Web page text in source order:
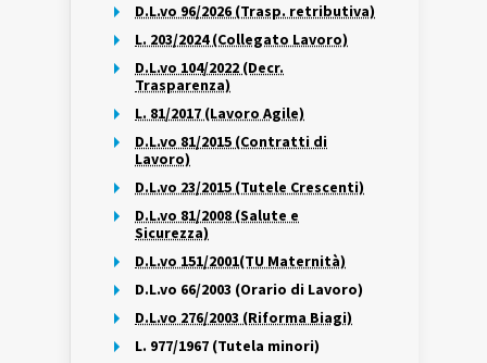
D.L.vo 96/2026 (Trasp. retributiva)
L. 203/2024 (Collegato Lavoro)
D.L.vo 104/2022 (Decr.
Trasparenza)
L. 81/2017 (Lavoro Agile)
D.L.vo 81/2015 (Contratti di
Lavoro)
D.L.vo 23/2015 (Tutele Crescenti)
D.L.vo 81/2008 (Salute e
Sicurezza)
D.L.vo 151/2001(TU Maternità)
D.L.vo 66/2003 (Orario di Lavoro)
D.L.vo 276/2003 (Riforma Biagi)
L. 977/1967 (Tutela minori)